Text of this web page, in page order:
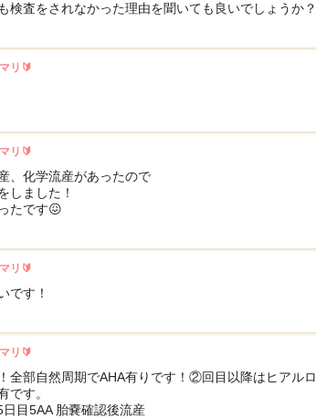
検査をされなかった理由を聞いても良いでしょうか？
リ🔰
リ🔰
、化学流産があったので
しました！
たです😖
リ🔰
です！
リ🔰
全部自然周期でAHA有りです！②回目以降はヒアルロ
です。
目5AA 胎嚢確認後流産